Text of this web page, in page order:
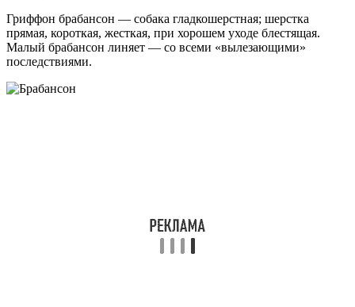
Гриффон брабансон — собака гладкошерстная; шерстка
прямая, короткая, жесткая, при хорошем уходе блестящая.
Малый брабансон линяет — со всеми «вылезающими»
последствиями.